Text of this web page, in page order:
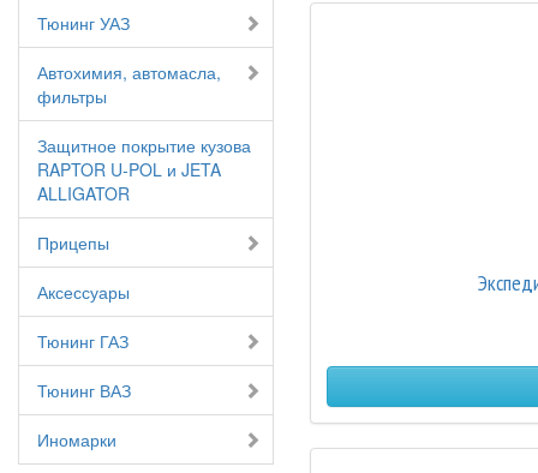
Тюнинг УАЗ
Автохимия, автомасла,
фильтры
Защитное покрытие кузова
RAPTOR U-POL и JETA
ALLIGATOR
Прицепы
Аксессуары
Тюнинг ГАЗ
Тюнинг ВАЗ
Иномарки